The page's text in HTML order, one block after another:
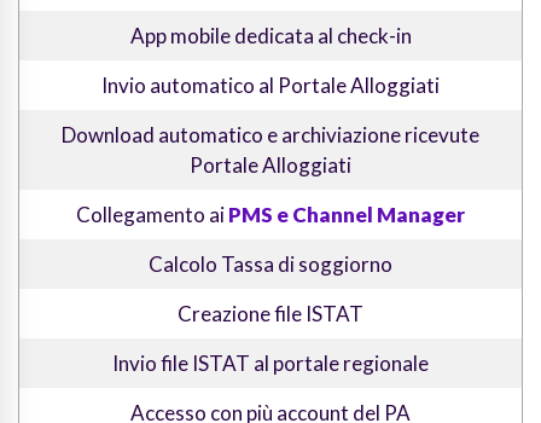
App mobile dedicata al check-in
Invio automatico al Portale Alloggiati
Download automatico e archiviazione ricevute
Portale Alloggiati
Collegamento aiPMS e Channel Manager
Calcolo Tassa di soggiorno
Creazione file ISTAT
Invio file ISTAT al portale regionale
Accesso con più account del PA